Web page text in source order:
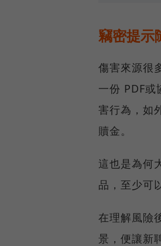
竊密提示
傷害來源很
一份 PDF
害行為，如
贖金。
這也是為何
品，至少可
在理解風險
景，便讓新